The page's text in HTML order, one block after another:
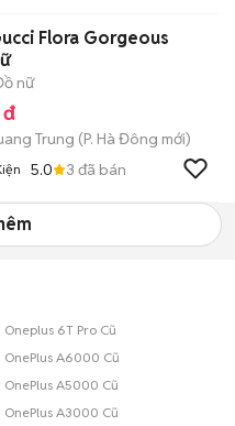
Flora Gorgeous
nữ
Trung (P. Hà Đông mới)
5.0 3 đã bán
Oneplus 6T Pro Cũ
OnePlus A6000 Cũ
OnePlus A5000 Cũ
OnePlus A3000 Cũ